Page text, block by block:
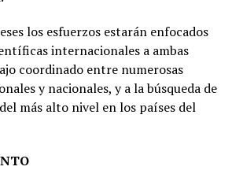
los esfuerzos estarán enfocados
internacionales a ambas
coordinado entre numerosas
y nacionales, y a la búsqueda de
más alto nivel en los países del